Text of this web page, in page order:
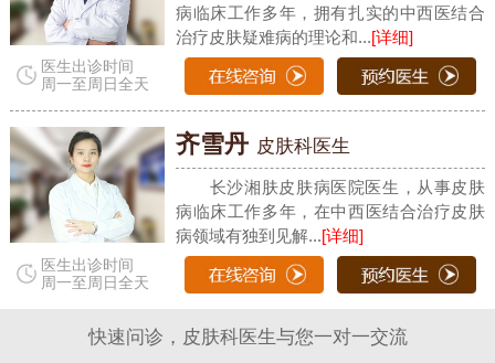
医生出诊时间
周一至周日全天
病临床工作多年，拥有扎实的中西医结合
治疗皮肤疑难病的理论和...[详细]
医生出诊时间
周一至周日全天
齐雪丹 皮肤科医生
长沙湘肤皮肤病医院医生，从事皮肤
病临床工作多年，在中西医结合治疗皮肤
病领域有独到见解...[详细]
快速问诊，皮肤科医生与您一对一交流